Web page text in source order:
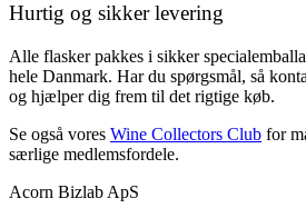
Hurtig og sikker levering
Alle flasker pakkes i sikker
hele Danmark. Har du spørgsmål, så
og hjælper dig frem til det rigtige køb.
Se også vores Wine Collectors Club for
særlige medlemsfordele.
Acorn Bizlab ApS